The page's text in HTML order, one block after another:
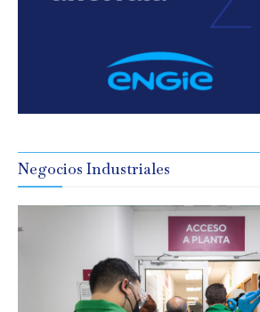
Negocios Industriales